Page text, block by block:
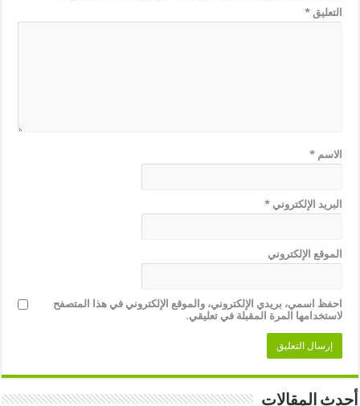
التعليق*
الاسم*
البريد الإلكتروني*
الموقع الإلكتروني
احفظ اسمي، بريدي الإلكتروني، والموقع الإلكتروني في هذا المتصفح
لاستخدامها المرة المقبلة في تعليقي.
أحدث المقالات